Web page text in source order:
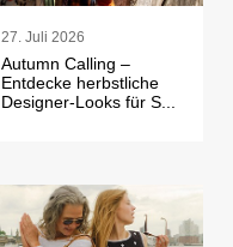
27. Juli 2026
Autumn Calling –
Entdecke herbstliche
Designer-Looks für S...